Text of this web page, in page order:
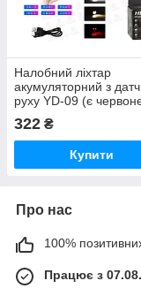
Налобний ліхтар
акумуляторний з
руху YD-09 (є
світло)
322 ₴
Купити
Про нас
100%
Працює з